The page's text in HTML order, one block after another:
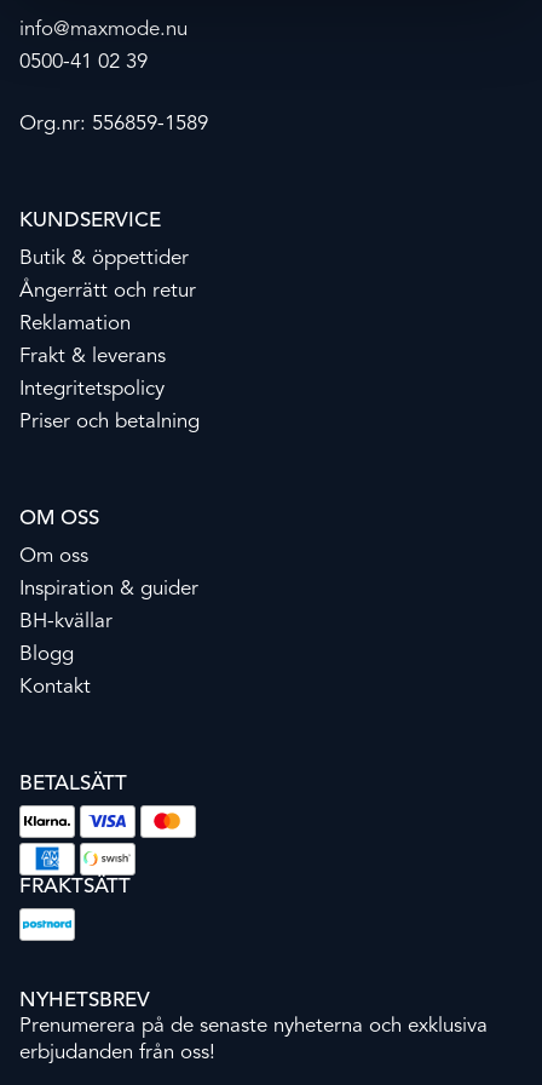
info@maxmode.nu
0500-41 02 39
Org.nr: 556859-1589
KUNDSERVICE
Butik & öppettider
Ångerrätt och retur
Reklamation
Frakt & leverans
Integritetspolicy
Priser och betalning
OM OSS
Om oss
Inspiration & guider
BH-kvällar
Blogg
Kontakt
BETALSÄTT
FRAKTSÄTT
NYHETSBREV
Prenumerera på de senaste nyheterna och exklusiva
erbjudanden från oss!